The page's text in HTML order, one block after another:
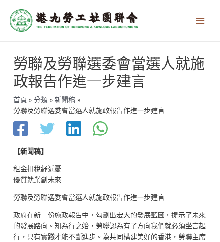
勞聯及勞聯選委會當選人就施
政報告作進一步建言
首頁 分類
新聞稿
勞聯及勞聯選委會當選人就施政報告作進一步建言
【新聞稿】
租金扣稅紓近憂
優質就業創未來
勞聯及勞聯選委會當選人就施政報告作進一步建言
政府在新一份施政報告中，勾劃出宏大的發展藍圖，提示了未來
的發展路向。知為行之始，勞聯認為有了方向我們就必須坐言起
行，只有實踐才能不斷進步。為共同構建美好的香港，勞聯主席
章
導
覽